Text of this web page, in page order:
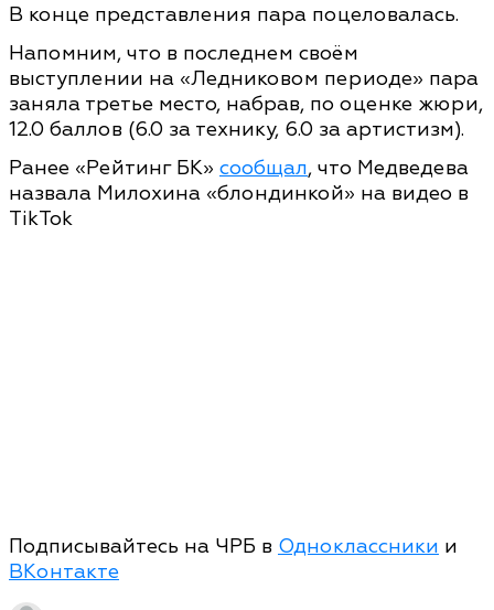
В конце представления пара поцеловалась.
Напомним, что в последнем своём
выступлении на «Ледниковом периоде» пара
заняла третье место, набрав, по оценке жюри,
12.0 баллов (6.0 за технику, 6.0 за артистизм).
Ранее «Рейтинг БК» сообщал, что Медведева
назвала Милохина «блондинкой» на видео в
TikTok
Подписывайтесь на ЧРБ в Одноклассники и
ВКонтакте